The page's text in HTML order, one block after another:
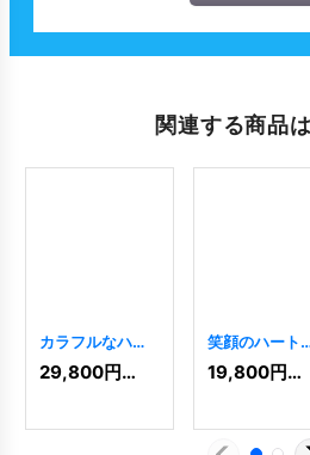
関連する商品
カラフルなハー
トの四つ葉のク
ローバーロゴ
29,800円(税込)
笑顔のハート
四つ葉のクロー
バーのロゴ
19,800円(